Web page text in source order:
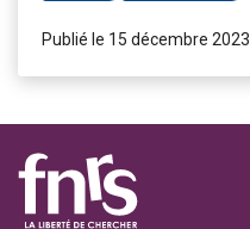
Publié le 15 décembre 2023